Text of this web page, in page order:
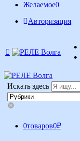
Желаемое0
Авторизация
Искать здесь
0товаров0₽